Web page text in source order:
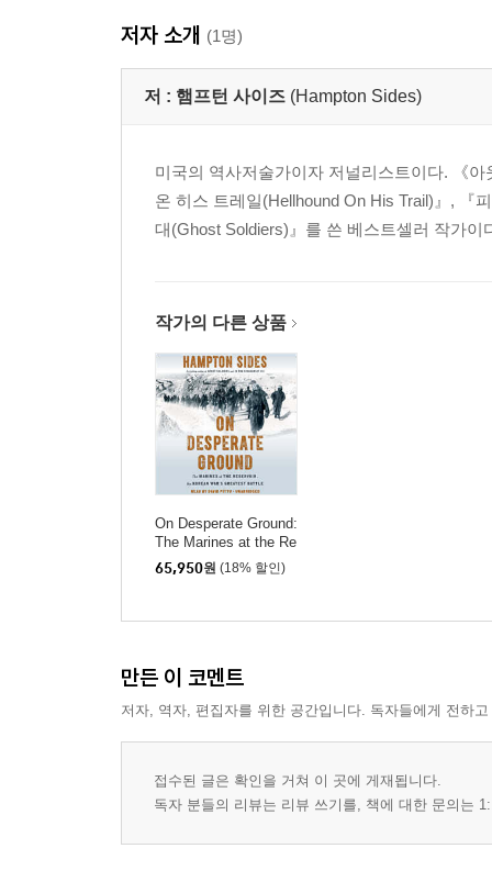
Chapter 13 Broken Arrows 104
Chapter 14 A Powerful Instrument 109
Chapter 15 Fattened for the Kill 119
Book 3 The Reservoir
Chapter 18 Easy for Us, Tough for Others 141
Chapter 19 Boon Companions 150
Chapter 22 Gung-ho, You Cowardly Bastards 168
Chapter 23 When the Lead Is Flying 172
Chapter 24 A Hot Reception 182
Chapter 25 The War Council 191
Chapter 26 An Entirely New War 195
Book 4 Red Snow
Chapter 27 You Will All Be Slaughtered 203
Chapter 28 Kissing a Buzz Saw 211
Chapter 29 Morphine Dreams 215
Chapter 30 No Soft Options 219
Chapter 33 The Ridgerunners 239
Chapter 34 This Place of Suffering 247
Book 5 To the Sea
Chapter 36 In the Day of Trouble 266
Chapter 37 I'll Get You a Goddamn Bridge 275
저자 소개 (1명)
저 : 햄프턴 사이즈 (Hampton Sides)
미국의 역사저술가이자 저널리스트이다. 《
온 히스 트레일(Hellhound On His Trail)』, 『
대(Ghost Soldiers)』를 쓴 베스트셀러 작가이
작가의 다른 상품
On Desperate Ground:
The Marines at the Re
servoir, the Korean Wa
r's Greatest Battle
65,950원 (18% 할인)
만든 이 코멘트
저자, 역자, 편집자를 위한 공간입니다. 독자들에게 전하
접수된 글은 확인을 거쳐 이 곳에 게재됩니다.
독자 분들의 리뷰는 리뷰 쓰기를, 책에 대한 문의는